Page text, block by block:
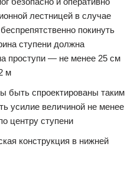
лестницей в случае
покинуть
ступени должна
проступи — не менее 25 см
м
быть спроектированы таким
усилие величиной не менее
центру ступени
конструкция в нижней